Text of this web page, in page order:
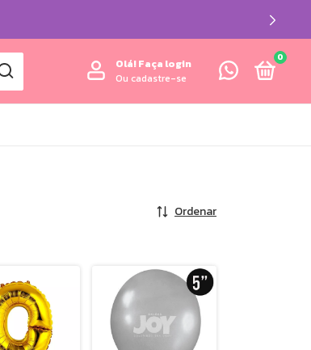
Olá!Faça login
Ou cadastre-se
0
Ordenar